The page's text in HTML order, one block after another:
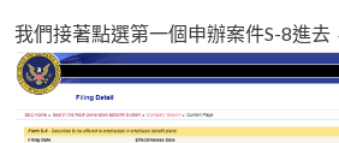
我們接著點選第一個申辦案件S-8進去